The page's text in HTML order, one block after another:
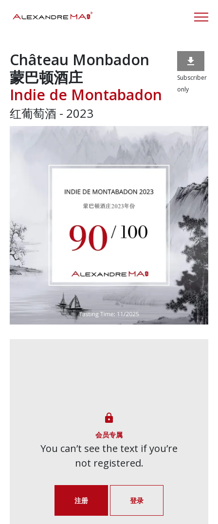
Château Monbadon
蒙巴顿酒庄
Indie de Montabadon
红葡萄酒 - 2023

Subscriber
only

会员专属
You can’t see the text if you’re
not registered.
注册 登录